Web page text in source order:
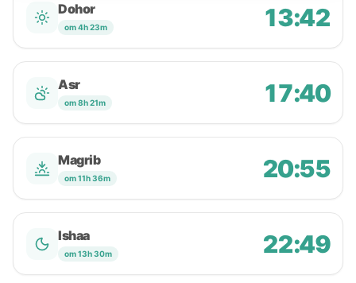
Dohor
om 4h 23m 13:42
Asr
om 8h 21m 17:40
Magrib
om 11h 36m 20:55
Ishaa
om 13h 30m 22:49